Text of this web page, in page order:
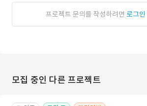
프로젝트 문의를 작성하려면 로그인
모집 중인 다른 프로젝트